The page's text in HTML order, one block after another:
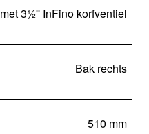
met 3½'' InFino korfventiel
Bak rechts
510 mm